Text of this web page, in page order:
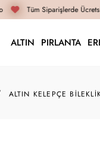
Tüm Siparişlerde
ALTIN PIRLANTA
ALTIN KELEPÇE